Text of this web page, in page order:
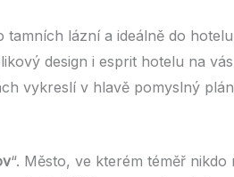
lázní a ideálně do
design i esprit hotelu na
vykreslí v hlavě pomyslný
“. Město, ve kterém téměř